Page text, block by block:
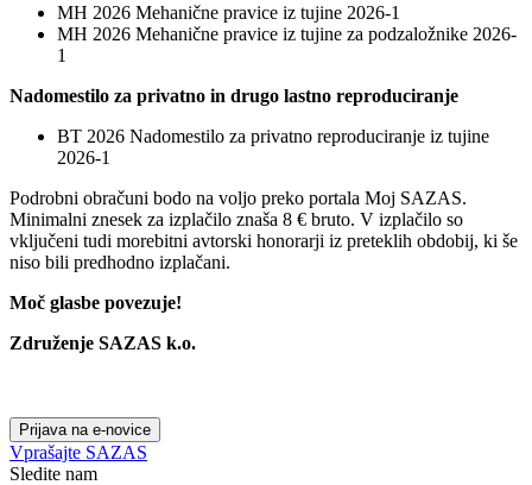
MH 2026 Mehanične pravice iz tujine 2026-1
MH 2026 Mehanične pravice iz tujine za podzaložnike 2026-
1
Nadomestilo za privatno in drugo lastno reproduciranje
BT 2026 Nadomestilo za privatno reproduciranje iz tujine
2026-1
Podrobni obračuni bodo na voljo preko portala Moj SAZAS.
Minimalni znesek za izplačilo znaša 8 € bruto. V izplačilo so
vključeni tudi morebitni avtorski honorarji iz preteklih obdobij, ki še
niso bili predhodno izplačani.
Moč glasbe povezuje!
Združenje SAZAS k.o.
Prijava na e-novice
Vprašajte SAZAS
Sledite nam